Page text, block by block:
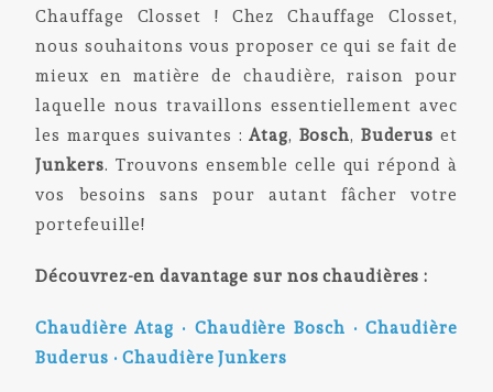
Chauffage Closset ! Chez Chauffage Closset,
nous souhaitons vous proposer ce qui se fait de
mieux en matière de chaudière, raison pour
laquelle nous travaillons essentiellement avec
les marques suivantes :Atag, Bosch, Buderus et
Junkers. Trouvons ensemble celle qui répond à
vos besoins sans pour autant fâcher votre
portefeuille!
Découvrez-en davantage sur nos chaudières :
Chaudière Atag • Chaudière Bosch •Chaudière
Buderus •Chaudière Junkers